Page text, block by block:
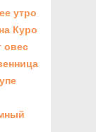
утро
Куро
овес